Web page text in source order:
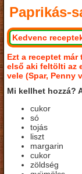
Paprikás-
Kedvenc
Ezt a receptet
első aki feltölti az
vele (Spar, Penny
Mi kellhet hozzá?
cukor
só
tojás
liszt
margarin
cukor
zöldség